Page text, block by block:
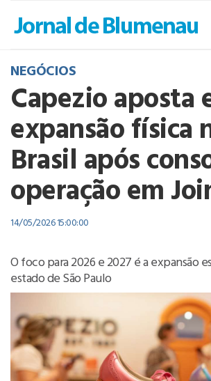
NEGÓCIOS
Capezio aposta
expansão física
Brasil após
operação em
14/05/2026 15:00:00
O foco para 2026 e 2027 é a expansão
estado de São Paulo